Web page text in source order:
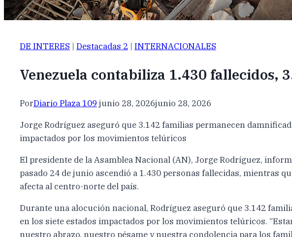
DE INTERES | Destacadas 2 | INTERNACIONALES
Venezuela contabiliza 1.430 fallecidos,
PorDiario Plaza 109 junio 28, 2026junio 28, 2026
Jorge Rodríguez aseguró que 3.142 familias permanecen
impactados por los movimientos telúricos
El presidente de la Asamblea Nacional (AN), Jorge Rodríguez,
pasado 24 de junio ascendió a 1.430 personas fallecidas, mientras
afecta al centro-norte del país.
Durante una alocución nacional, Rodríguez aseguró que 3.142
en los siete estados impactados por los movimientos telúricos.
nuestro abrazo, nuestro pésame y nuestra condolencia para los